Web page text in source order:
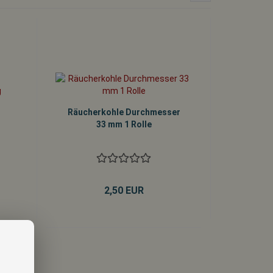
Räucherkohle Durchmesser
33 mm 1 Rolle
2,50 EUR